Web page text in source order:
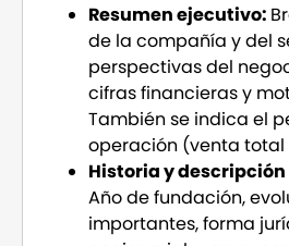
Resumen ejecutivo:
de la compañía y del
perspectivas del
cifras financieras y
También se indica el
operación (venta
Historia y
Año de fundación,
importantes, forma